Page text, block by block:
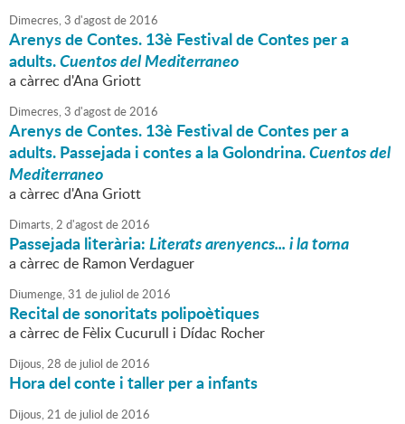
Dimecres,3 d'agostde2016
Arenys de Contes. 13è Festival de Contes per a
adults.Cuentos del Mediterraneo
a càrrec d'Ana Griott
Dimecres,3 d'agostde2016
Arenys de Contes. 13è Festival de Contes per a
adults. Passejada i contes a la Golondrina.Cuentos del
Mediterraneo
a càrrec d'Ana Griott
Dimarts,2 d'agostde2016
Passejada literària:Literats arenyencs... i la torna
a càrrec de Ramon Verdaguer
Diumenge,31 de juliol de2016
Recital de sonoritats polipoètiques
a càrrec de Fèlix Cucurull i Dídac Rocher
Dijous,28 de juliol de2016
Hora del conte i taller per a infants
Dijous,21 de juliol de2016